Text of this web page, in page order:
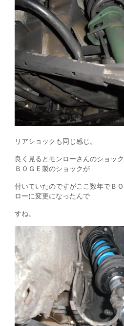
リアショックも同じ感じ。
良く見るとモンローさんのショッ
ＢＯＧＥ製のショックが
付いていたのですがここ数年でＢ
ローに変更になったんで
すね。